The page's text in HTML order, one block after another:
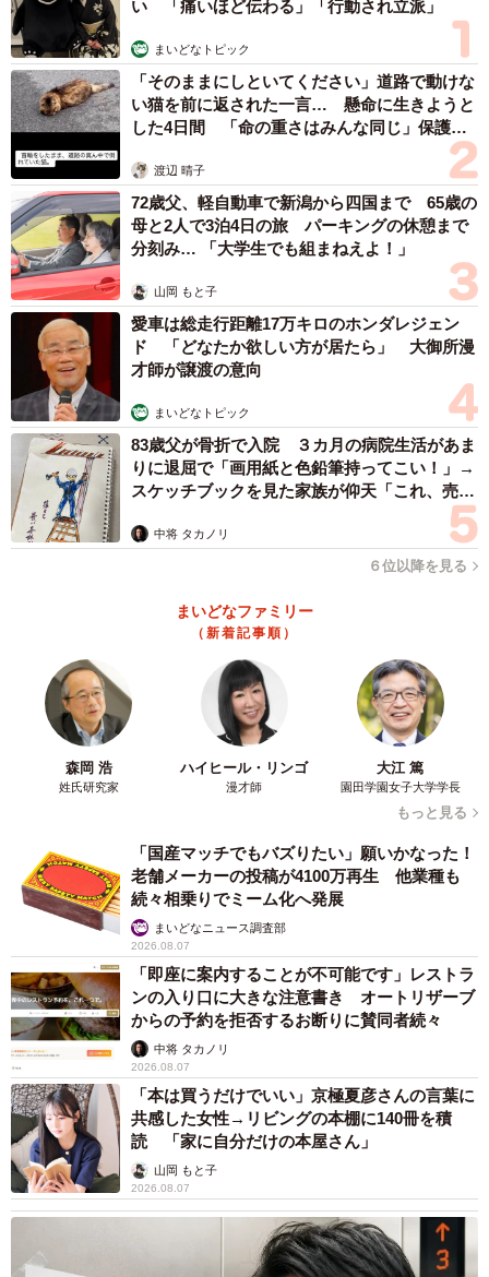
い 「痛いほど伝わる」「行動され立派」
まいどなトピック
「そのままにしといてください」道路で動けな
い猫を前に返された一言… 懸命に生きようと
した4日間 「命の重さはみんな同じ」保護団
渡辺 晴子
72歳父、軽自動車で新潟から四国まで 65歳の
母と2人で3泊4日の旅 パーキングの休憩まで
分刻み… 「大学生でも組まねえよ！」
山岡 もと子
愛車は総走行距離17万キロのホンダレジェン
ド 「どなたか欲しい方が居たら」 大御所漫
才師が譲渡の意向
まいどなトピック
83歳父が骨折で入院 ３カ月の病院生活があま
りに退屈で「画用紙と色鉛筆持ってこい！」→
スケッチブックを見た家族が仰天「これ、売れ
中将 タカノリ
６位以降を見る
まいどなファミリー
（新着記事順）
森岡 浩
姓氏研究家
ハイヒール・リンゴ
漫才師
大江 篤
園田学園女子大学学長
もっと見る
「国産マッチでもバズりたい」願いかなった！
老舗メーカーの投稿が4100万再生 他業種も
続々相乗りでミーム化へ発展
まいどなニュース調査部
2026.08.07
「即座に案内することが不可能です」レストラ
ンの入り口に大きな注意書き オートリザーブ
からの予約を拒否するお断りに賛同者続々
中将 タカノリ
2026.08.07
「本は買うだけでいい」京極夏彦さんの言葉に
共感した女性→リビングの本棚に140冊を積
読 「家に自分だけの本屋さん」
山岡 もと子
2026.08.07